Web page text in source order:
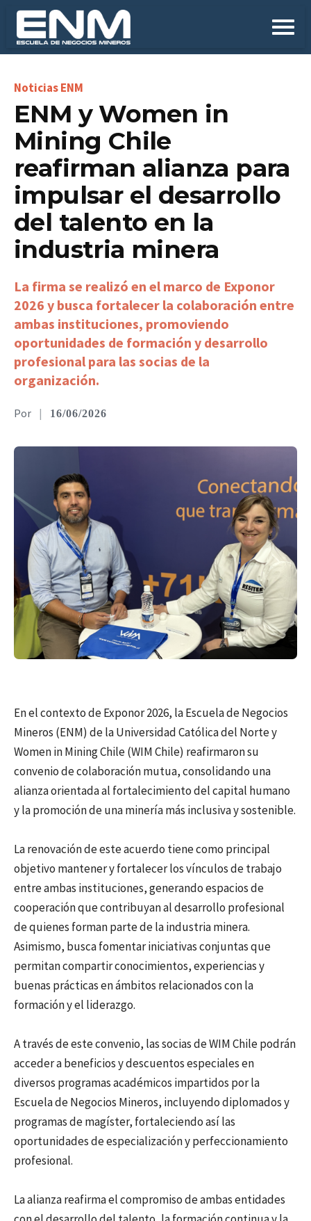
ENM y Women in
Mining Chile
reafirman alianza para
impulsar el desarrollo
del talento en la
industria minera
| 16/06/2026
La firma se realizó en el marco de Exponor
2026 y busca fortalecer la colaboración entre
ambas instituciones, promoviendo
oportunidades de formación y desarrollo
profesional para las socias de la
organización.
En el contexto de Exponor 2026, la Escuela de Negocios
Mineros (ENM) de la Universidad Católica del Norte y
Women in Mining Chile (WIM Chile) reafirmaron su
convenio de colaboración mutua, consolidando una
alianza orientada al fortalecimiento del capital humano
y la promoción de una minería más inclusiva y sostenible.
La renovación de este acuerdo tiene como principal
objetivo mantener y fortalecer los vínculos de trabajo
entre ambas instituciones, generando espacios de
cooperación que contribuyan al desarrollo profesional
de quienes forman parte de la industria minera.
Asimismo, busca fomentar iniciativas conjuntas que
permitan compartir conocimientos, experiencias y
buenas prácticas en ámbitos relacionados con la
formación y el liderazgo.
A través de este convenio, las socias de WIM Chile podrán
acceder a beneficios y descuentos especiales en
diversos programas académicos impartidos por la
Escuela de Negocios Mineros, incluyendo diplomados y
programas de magíster, fortaleciendo así las
oportunidades de especialización y perfeccionamiento
profesional.
La alianza reafirma el compromiso de ambas entidades